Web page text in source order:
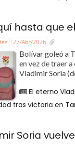
hasta que
27/Abr/2026
Bolívar goleó a
en vez de traer
Vladimir Soria
El eterno
tras victoria en
Soria